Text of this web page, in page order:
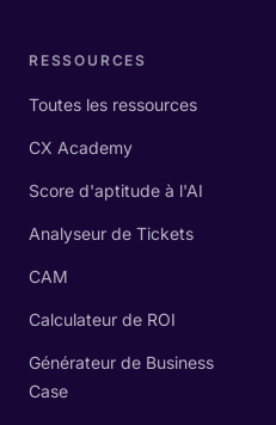
RESSOURCES
Toutes les ressources
CX Academy
Score d'aptitude à l'AI
Analyseur de Tickets
CAM
Calculateur de ROI
Générateur de Business
Case